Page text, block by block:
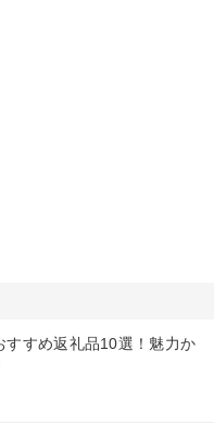
すすめ返礼品10選！魅力か